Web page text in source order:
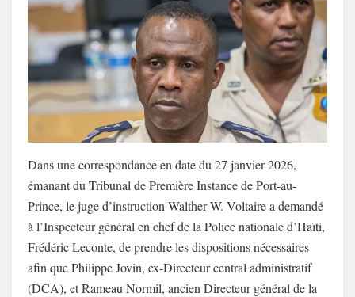
Dans une correspondance en date du 27 janvier 2026,
émanant du Tribunal de Première Instance de Port-au-
Prince, le juge d’instruction Walther W. Voltaire a demandé
à l’Inspecteur général en chef de la Police nationale d’Haïti,
Frédéric Leconte, de prendre les dispositions nécessaires
afin que Philippe Jovin, ex-Directeur central administratif
(DCA), et Rameau Normil, ancien Directeur général de la